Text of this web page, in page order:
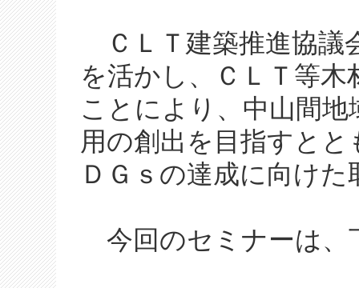
ＣＬＴ建築推進協議
を活かし、ＣＬＴ等
ことにより、中山間
用の創出を目指すと
ＤＧｓの達成に向け
今回のセミナーは、